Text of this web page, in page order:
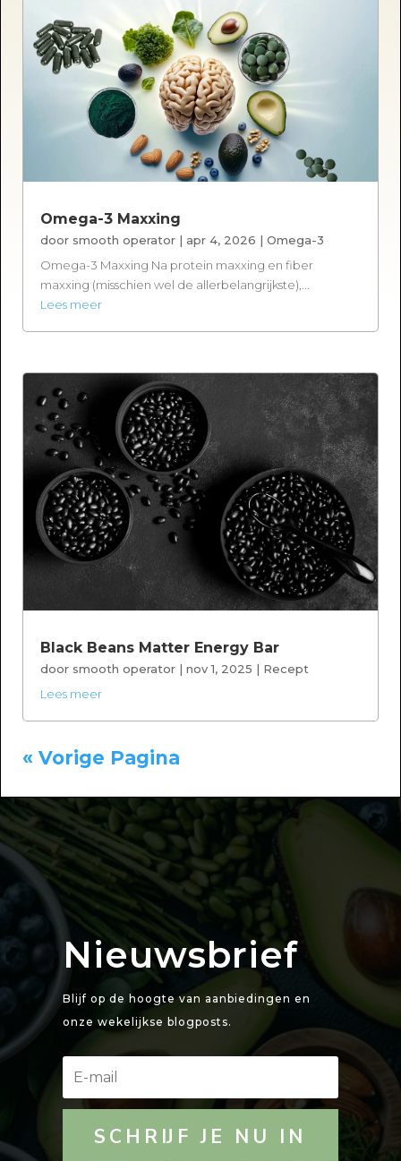
Omega-3 Maxxing
door smooth operator | apr 4, 2026 |Omega-3
Omega-3 Maxxing Na protein maxxing en fiber
maxxing (misschien wel de allerbelangrijkste),...
Lees meer
Black Beans Matter Energy Bar
door smooth operator |nov 1, 2025 | Recept
Lees meer
« Vorige Pagina
Nieuwsbrief
Blijf op de hoogte van aanbiedingen en
onze wekelijkse blogposts.
SCHRIJF JE NU IN